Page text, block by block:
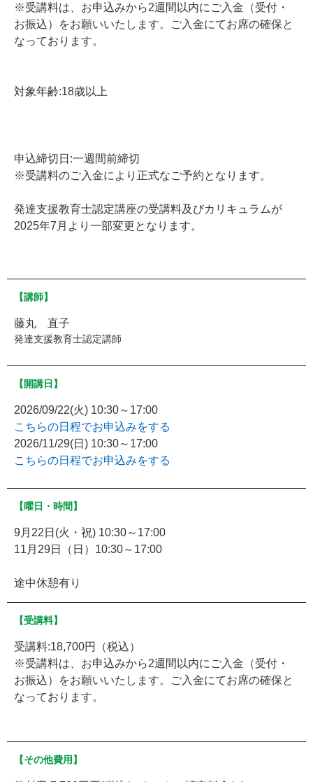
※受講料は、お申込みから2週間以内にご入金（受付・
お振込）をお願いいたします。ご入金にてお席の確保と
なっております。
対象年齢:18歳以上
申込締切日:一週間前締切
※受講料のご入金により正式なご予約となります。
発達支援教育士認定講座の受講料及びカリキュラムが
2025年7月より一部変更となります。
【講師】
藤丸 直子
発達支援教育士認定講師
【開講日】
2026/09/22(火) 10:30～17:00
こちらの日程でお申込みをする
2026/11/29(日) 10:30～17:00
こちらの日程でお申込みをする
【曜日・時間】
9月22日(火・祝) 10:30～17:00
11月29日（日）10:30～17:00
途中休憩有り
【受講料】
受講料:18,700円（税込）
※受講料は、お申込みから2週間以内にご入金（受付・
お振込）をお願いいたします。ご入金にてお席の確保と
なっております。
【その他費用】